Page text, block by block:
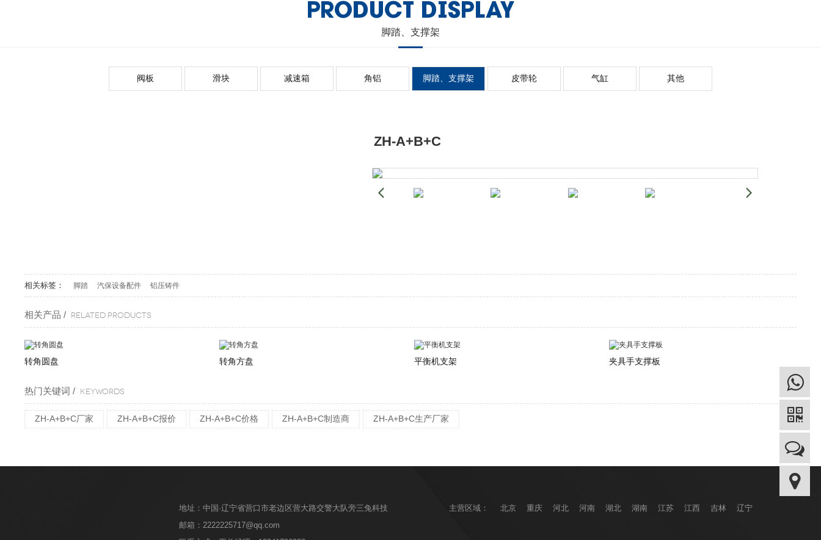
PRODUCT DISPLAY
脚踏、支撑架
阀板 滑块 减速箱 角铝 脚踏、支撑架 皮带轮 气缸 其他
ZH-A+B+C
相关标签： 脚踏 汽保设备配件 铝压铸件
相关产品 / Related products
转角圆盘 转角方盘 平衡机支架 夹具手支撑板
热门关键词 / KEYWORDS
ZH-A+B+C厂家 ZH-A+B+C报价 ZH-A+B+C价格 ZH-A+B+C制造商 ZH-A+B+C生产厂家
地址：中国·辽宁省营口市老边区营大路交警大队旁三兔科技
邮箱：2222225717@qq.com
主营区域： 北京 重庆 河北 河南 湖北 湖南 江苏 江西 吉林 辽宁